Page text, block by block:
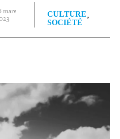
mars
CULTURE
SOCIÉTÉ